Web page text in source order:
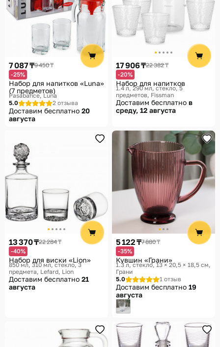
7 087 ₸9 450 ₸
-25%
Набор для напитков «Luna»
(7 предметов)
Pasabahce, Luna
5.0
2 отзыва
Доставим бесплатно 20
августа
17 906 ₸22 382 ₸
-20%
Набор для напитков
1.4 л, 290 мл, стекло, 5
предметов Fissman
Доставим бесплатно в
среду, 12 августа
13 370 ₸22 284 ₸
-40%
Набор для виски «Lion»
850 мл, 310 мл, стекло, 3
предмета Lefard, Lion
Доставим бесплатно 21
августа
5 122 ₸7 880 ₸
-35%
Кувшин «Грани»
1.3 л, стекло, 13 × 20,5 × 18,5 см
Грани
5.0
1 отзыв
Доставим бесплатно 19
августа